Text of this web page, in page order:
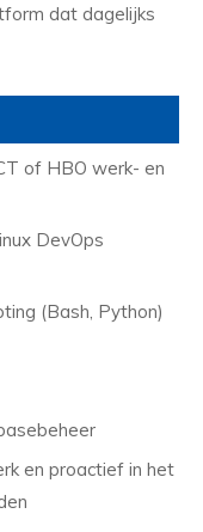
dat dagelijks
of HBO werk- en
DevOps
(Bash, Python)
en proactief in het